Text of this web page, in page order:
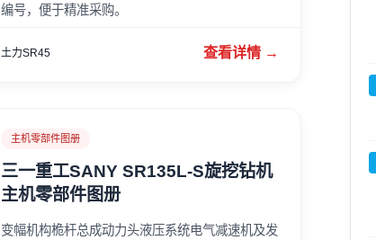
编号，便于精准采购。
土力SR45 查看详情 →
主机零部件图册
三一重工SANY SR135L-S旋挖钻机
主机零部件图册
变幅机构桅杆总成动力头液压系统电气减速机及发